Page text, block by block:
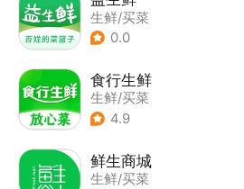
生鲜/买菜
0.0
食行生鲜
生鲜/买菜
4.9
鲜生商城
生鲜/买菜